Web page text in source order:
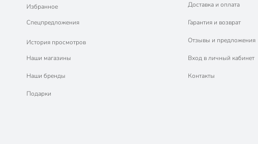
Избранное
Спецпредложения
История просмотров
Наши магазины
Наши бренды
Подарки
Доставка и оплата
Гарантия и возврат
Отзывы и предложения
Вход в личный кабинет
Контакты